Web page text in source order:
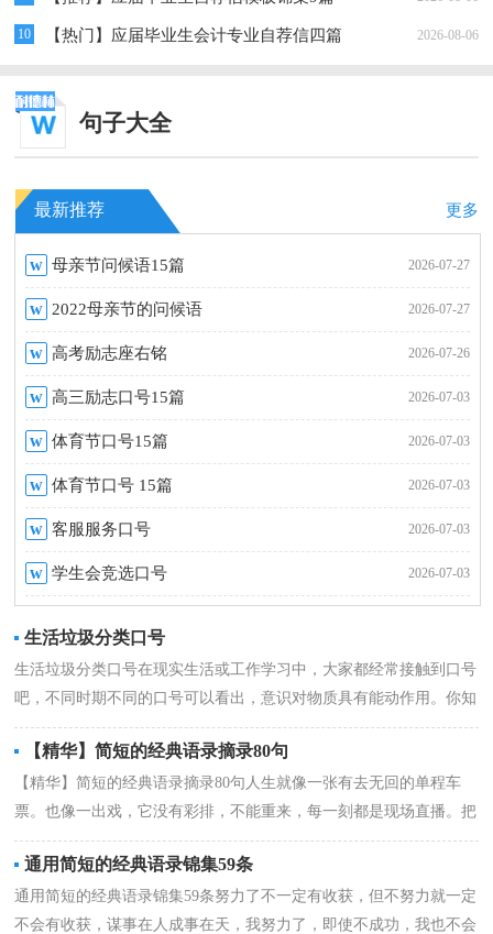
10 【热门】应届毕业生会计专业自荐信四篇 2026-08-06
句子大全
最新推荐 更多
w 母亲节问候语15篇 2026-07-27
w 2022母亲节的问候语 2026-07-27
w 高考励志座右铭 2026-07-26
w 高三励志口号15篇 2026-07-03
w 体育节口号15篇 2026-07-03
w 体育节口号 15篇 2026-07-03
w 客服服务口号 2026-07-03
w 学生会竞选口号 2026-07-03
生活垃圾分类口号
生活垃圾分类口号在现实生活或工作学习中，大家都经常接触到口号
吧，不同时期不同的口号可以看出，意识对物质具有能动作用。你知
道什么样的...
详情
【精华】简短的经典语录摘录80句
【精华】简短的经典语录摘录80句人生就像一张有去无回的单程车
票。也像一出戏，它没有彩排，不能重来，每一刻都是现场直播。把
握好每一次演...
详情
通用简短的经典语录锦集59条
通用简短的经典语录锦集59条努力了不一定有收获，但不努力就一定
不会有收获，谋事在人成事在天，我努力了，即使不成功，我也不会